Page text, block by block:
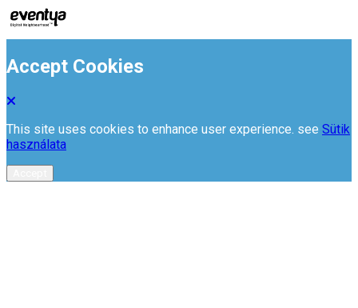
Accept Cookies
This site uses cookies to enhance user experience. see Sütik
használata